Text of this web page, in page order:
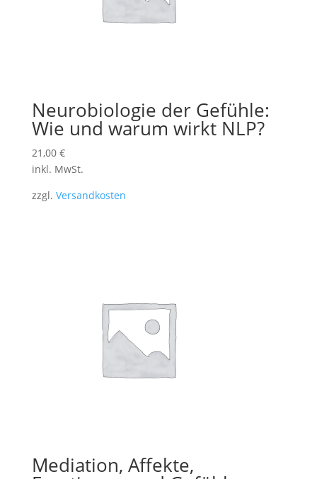
Neurobiologie der Gefühle:
Wie und warum wirkt NLP?
21,00 €
inkl. MwSt.
zzgl. Versandkosten
Mediation, Affekte,